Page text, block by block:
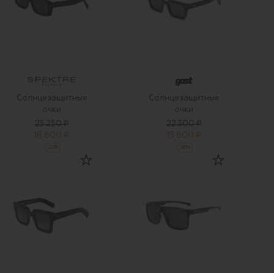
Солнцезащитные
очки
23 250 ₽
18 600 ₽
20 %
Солнцезащитные
очки
22 300 ₽
15 600 ₽
%